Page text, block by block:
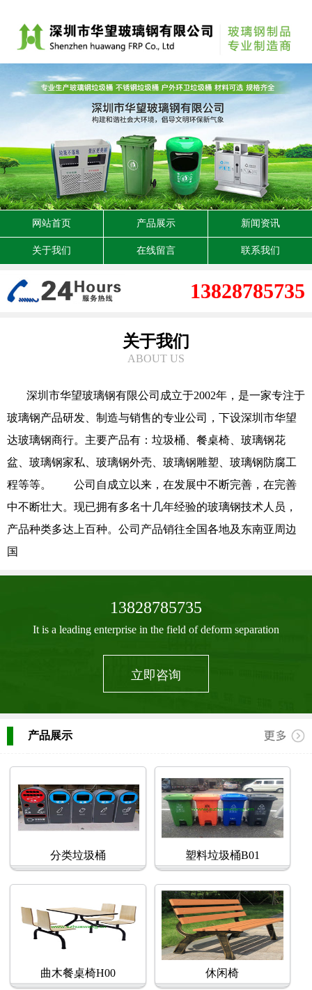
网站首页 产品展示 新闻资讯
关于我们 在线留言 联系我们
13828785735
关于我们
ABOUT US
深圳市华望玻璃钢有限公司成立于2002年，是一家专注于
玻璃钢产品研发、制造与销售的专业公司，下设深圳市华望
达玻璃钢商行。主要产品有：垃圾桶、餐桌椅、玻璃钢花
盆、玻璃钢家私、玻璃钢外壳、玻璃钢雕塑、玻璃钢防腐工
程等等。 公司自成立以来，在发展中不断完善，在完善
中不断壮大。现已拥有多名十几年经验的玻璃钢技术人员，
产品种类多达上百种。公司产品销往全国各地及东南亚周边
国
13828785735
It is a leading enterprise in the field of deform separation
立即咨询
产品展示
分类垃圾桶 塑料垃圾桶B01
曲木餐桌椅H00 休闲椅